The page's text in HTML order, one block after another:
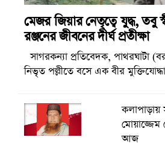
মেজর জিয়ার নেতৃত্বে যুদ্ধ, তবু
রঞ্জনের জীবনের দীর্ঘ প্রতীক্ষা
সাগরকন্যা প্রতিবেদক, পাথরঘাটা
নিভৃত পল্লীতে বসে এক বীর
মোয়াজ্জেম
আজ